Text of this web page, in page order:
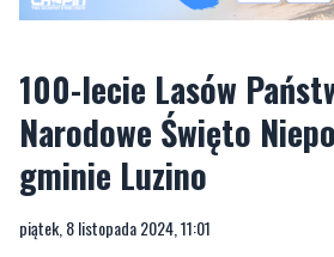
gminie Luzino
piątek, 8 listopada 2024, 11:01